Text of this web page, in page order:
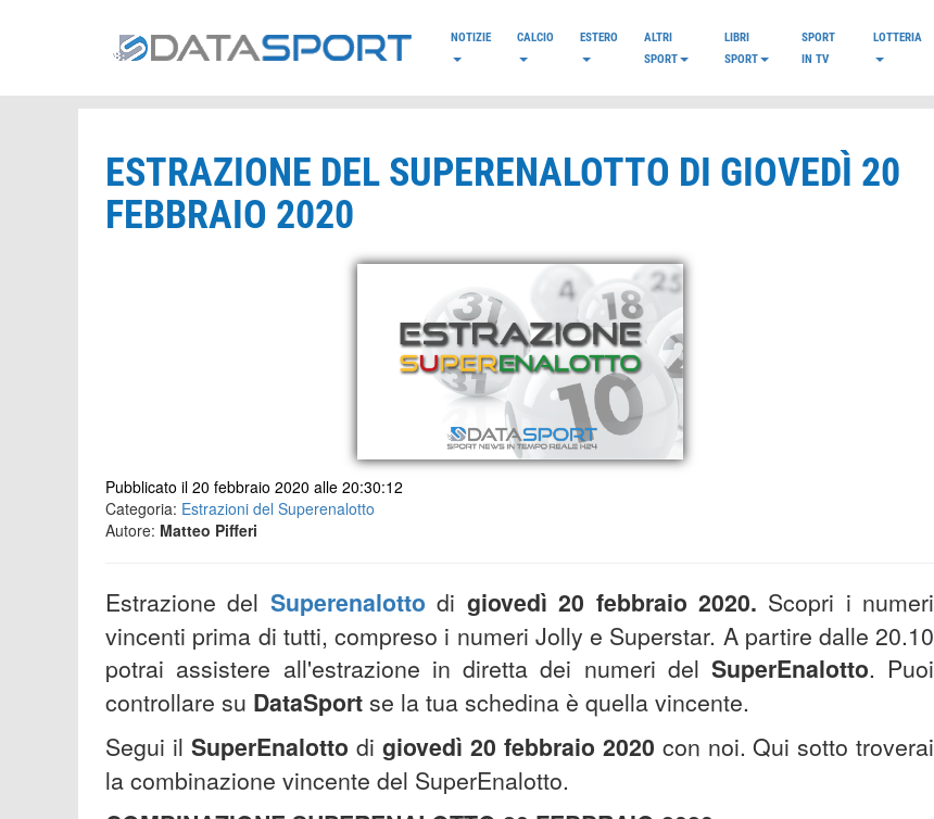
NOTIZIE CALCIO ESTERO
ALTRI
SPORT
LIBRI
SPORT
SPORT
IN TV
LOTTERIA
ESTRAZIONE DEL SUPERENALOTTO DI GIOVEDÌ 20
FEBBRAIO 2020
Pubblicato il 20 febbraio 2020 alle 20:30:12
Categoria: Estrazioni del Superenalotto
Autore: Matteo Pifferi
Estrazione del Superenalotto di giovedì 20 febbraio 2020. Scopri i numeri
vincenti prima di tutti, compreso i numeri Jolly e Superstar. A partire dalle 20.10
potrai assistere all'estrazione in diretta dei numeri delSuperEnalotto. Puoi
controllare su DataSport se la tua schedina è quella vincente.
Segui il SuperEnalotto di giovedì 20 febbraio 2020 con noi. Qui sotto troverai
la combinazione vincente del SuperEnalotto.